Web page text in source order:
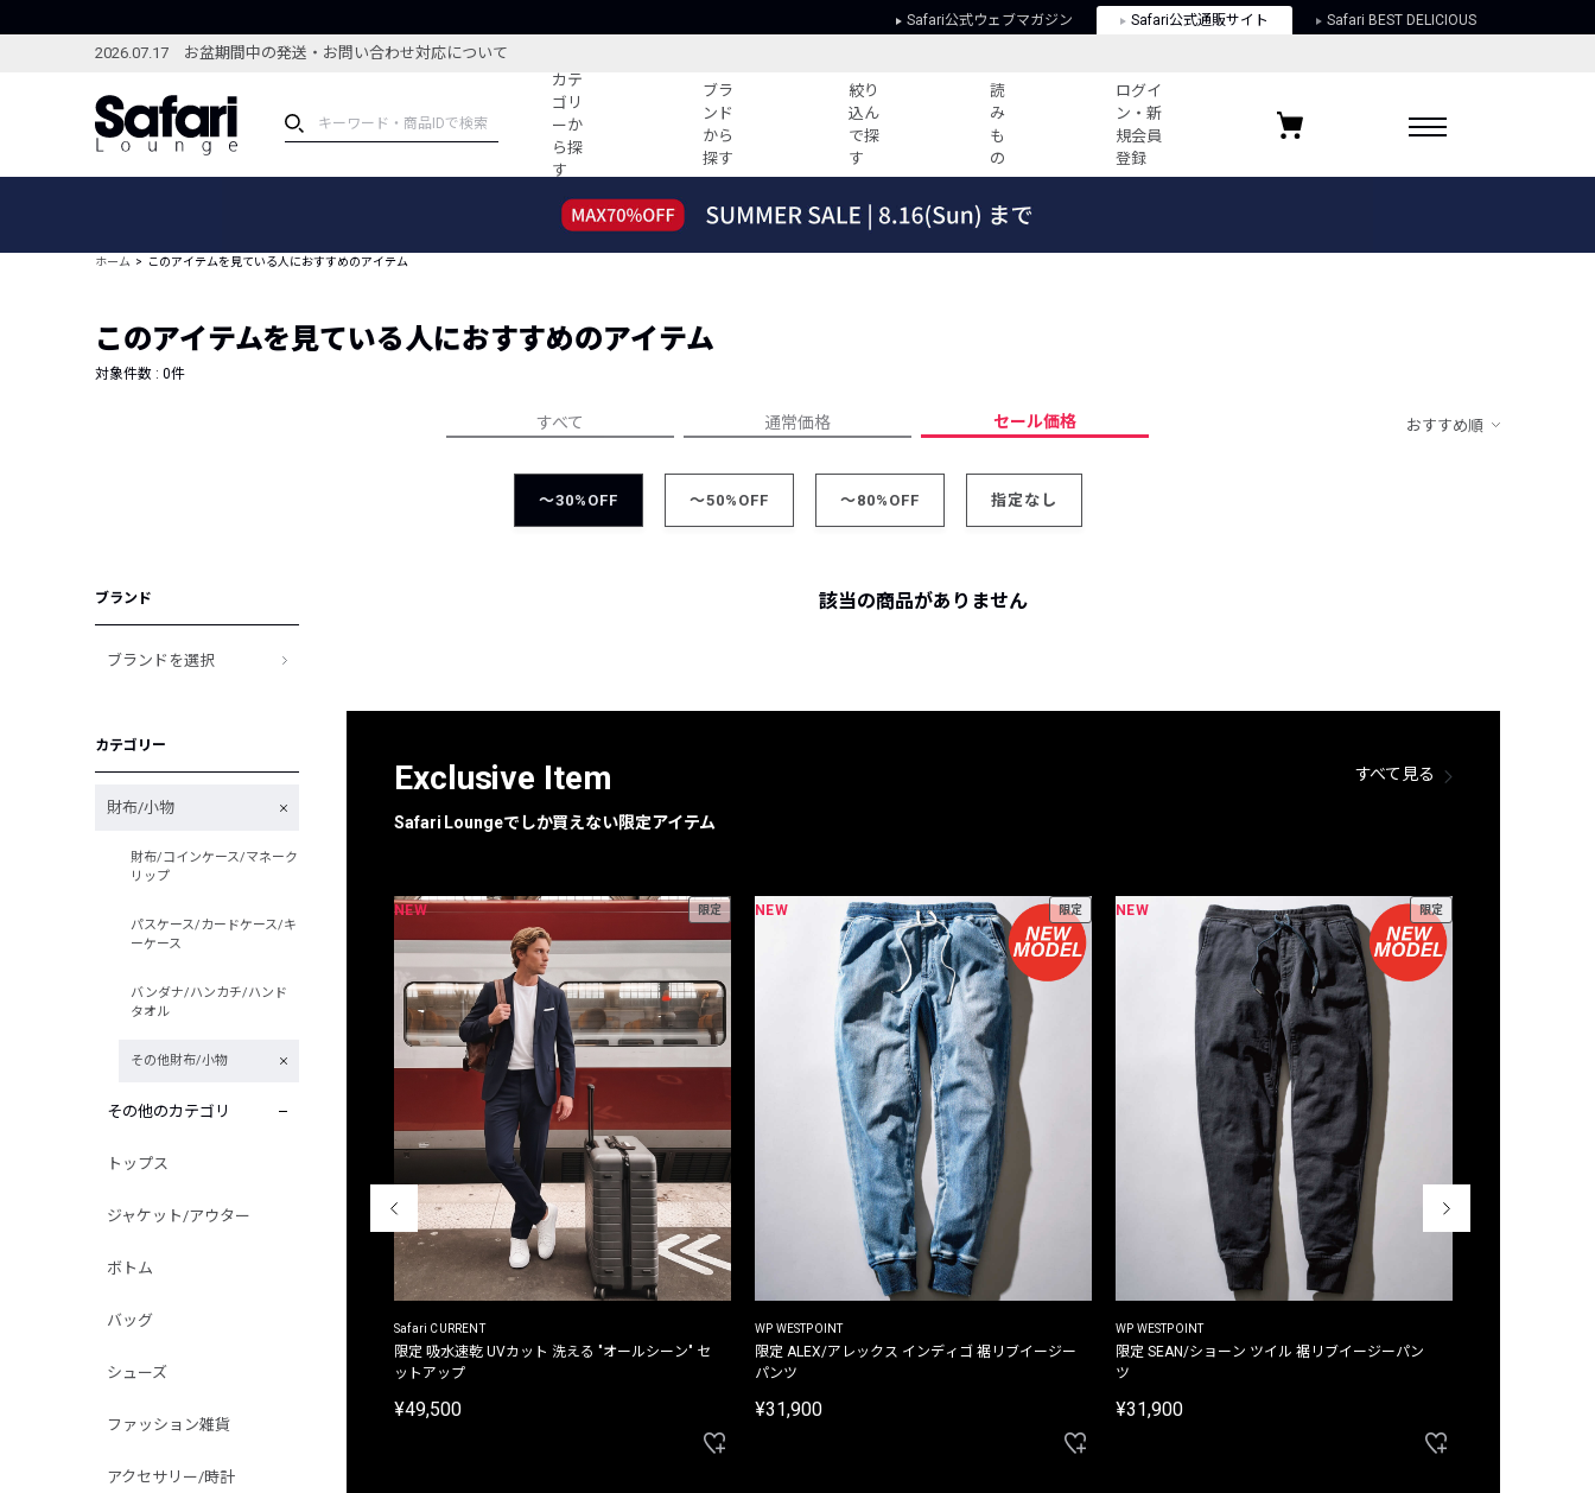
Safari公式ウェブマガジン Safari公式通販サイト Safari BEST DELICIOUS
2026.07.17 お盆期間中の発送・お問い合わせ対応について
カテ
ゴリ
ーか
ら探
す
ブラ
ンド
から
探す
絞り
込ん
で探
す
読
み
も
の
ログイ
ン・新
規会員
登録
ブランドから探す
新着アイテム
編集部のおすすめアイテム
特集記事
コーディネート
すべての記事
ーデ紹介
人気記事ランキング
ウィークリーコーデ
プライバシーポリシー
お気に入りブランド
ホーム このアイテムを見ている人におすすめのアイテム
このアイテムを見ている人におすすめのアイテム
対象件数 : 0件
すべて 通常価格 セール価格 おすすめ順
～30%OFF ～50%OFF ～80%OFF 指定なし
ブランド
ブランドを選択
カテゴリー
財布/小物
財布/コインケース/マネーク
リップ
パスケース/カードケース/キ
ーケース
バンダナ/ハンカチ/ハンド
タオル
その他財布/小物
その他のカテゴリ
トップス
ジャケット/アウター
ボトム
バッグ
シューズ
ファッション雑貨
アクセサリー/時計
該当の商品がありません
Exclusive Item
Safari Loungeでしか買えない限定アイテム
すべて見る
NEW 限定
Safari CURRENT
限定 吸水速乾 UVカット 洗える "オールシーン" セ
ットアップ
¥49,500
NEW 限定
WP WESTPOINT
限定 ALEX/アレックス インディゴ 裾リブイージー
パンツ
¥31,900
NEW 限定
WP WESTPOINT
限定 SEAN/ショーン ツイル 裾リブイージーパン
ツ
¥31,900